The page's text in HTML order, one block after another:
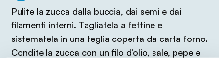
Pulite la zucca dalla buccia, dai semi e dai
filamenti interni. Tagliatela a fettine e
sistematela in una teglia coperta da carta forno.
Condite la zucca con un filo d’olio, sale, pepe e